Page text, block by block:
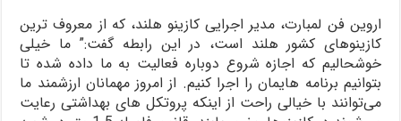
اروین فن لمبارت، مدیر اجرایی کازینو هلند، که از معروف ترین
کازینوهای کشور هلند است، در این رابطه گفت:” ما خیلی
خوشحالیم که اجازه شروع دوباره فعالیت به ما داده شده تا
بتوانیم برنامه هایمان را اجرا کنیم. از امروز مهمانان ارزشمند ما
می‌توانند با خیالی راحت از اینکه پروتکل های بهداشتی رعایت